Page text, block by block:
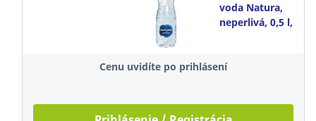
voda Natura,
neperlivá, 0,5 l,
Cenu uvidíte po prihlásení